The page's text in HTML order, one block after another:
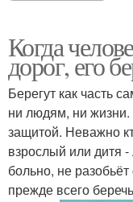
Когда
дорог, его
Берегут как часть
ни людям, ни
защитой. Неважно
взрослый или дитя
больно, не
прежде всего беречь